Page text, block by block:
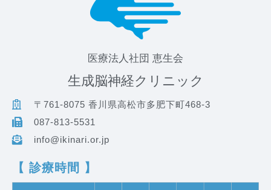
医療法人社団 恵生会
生成脳神経クリニック
〒761-8075 香川県高松市多肥下町468-3
087-813-5531
info@ikinari.or.jp
【 診療時間 】